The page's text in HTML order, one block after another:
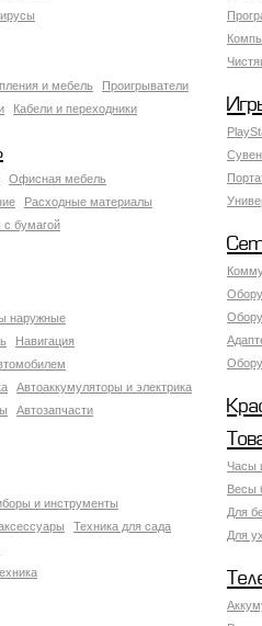
и мебель
Проигрыватели
Кабели и переходники
Офисная мебель
Расходные материалы
с бумагой
наружные
Навигация
Автоаккумуляторы и электрика
Автозапчасти
Часы
Весы
Для
Для
и инструменты
Техника для сада